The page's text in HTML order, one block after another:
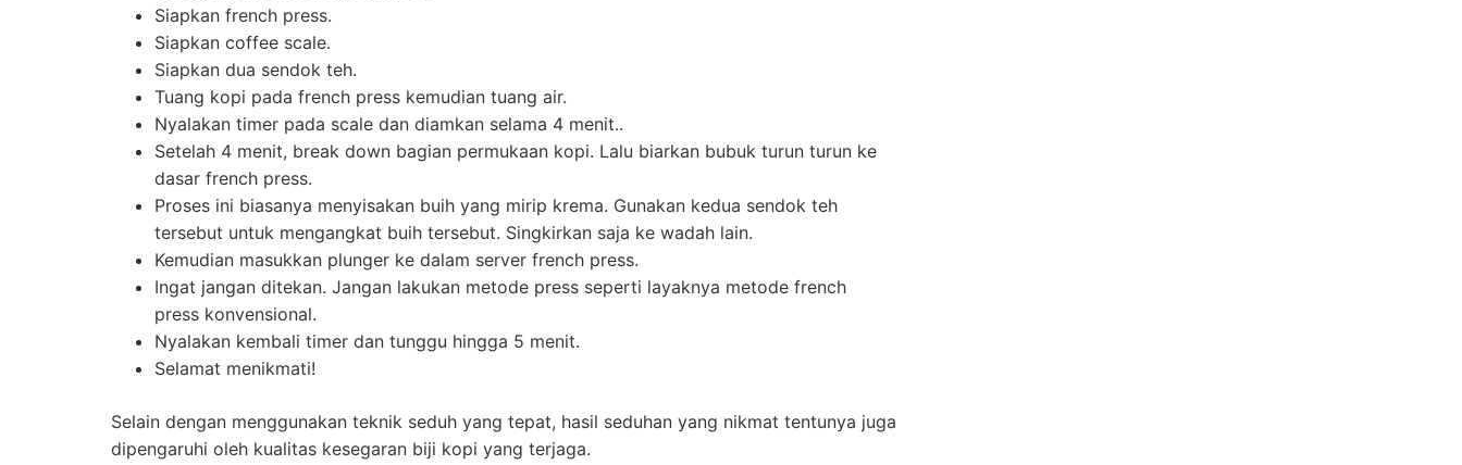
Siapkan french press.
Siapkan coffee scale.
Siapkan dua sendok teh.
Tuang kopi pada french press kemudian tuang air.
Nyalakan timer pada scale dan diamkan selama 4 menit..
Setelah 4 menit, break down bagian permukaan kopi. Lalu biarkan bubuk turun turun ke
dasar french press.
Proses ini biasanya menyisakan buih yang mirip krema. Gunakan kedua sendok teh
tersebut untuk mengangkat buih tersebut. Singkirkan saja ke wadah lain.
Kemudian masukkan plunger ke dalam server french press.
Ingat jangan ditekan. Jangan lakukan metode press seperti layaknya metode french
press konvensional.
Nyalakan kembali timer dan tunggu hingga 5 menit.
Selamat menikmati!
Selain dengan menggunakan teknik seduh yang tepat, hasil seduhan yang nikmat tentunya juga
dipengaruhi oleh kualitas kesegaran biji kopi yang terjaga.